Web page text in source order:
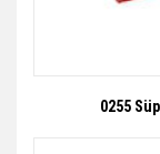
0255